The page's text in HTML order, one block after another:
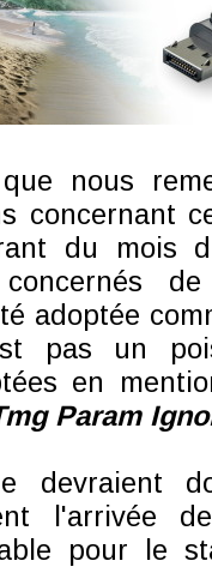
nous
concernant
du mois
concernés
adoptée
pas un
en
Param
devraient
l'arrivée
pour le